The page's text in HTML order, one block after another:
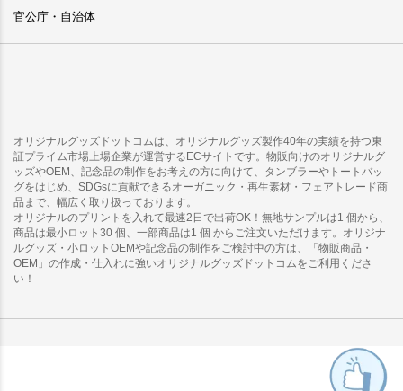
官公庁・自治体
オリジナルグッズドットコムは、オリジナルグッズ製作40年の実績を持つ東
証プライム市場上場企業が運営するECサイトです。物販向けのオリジナルグ
ッズやOEM、記念品の制作をお考えの方に向けて、タンブラーやトートバッ
グをはじめ、SDGsに貢献できるオーガニック・再生素材・フェアトレード商
品まで、幅広く取り扱っております。
オリジナルのプリントを入れて最速2日で出荷OK！無地サンプルは1 個から、
商品は最小ロット30 個、一部商品は1 個 からご注文いただけます。オリジナ
ルグッズ・小ロットOEMや記念品の制作をご検討中の方は、「物販商品・
OEM」の作成・仕入れに強いオリジナルグッズドットコムをご利用くださ
い！